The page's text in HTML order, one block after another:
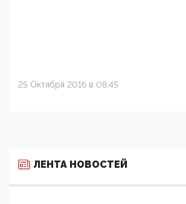
25 Октября 2016 в 08:45
ЛЕНТА НОВОСТЕЙ